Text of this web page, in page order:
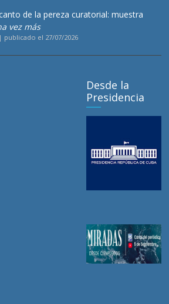
de la pereza curatorial: muestra
vez más
| publicado el 27/07/2026
Desde la
Presidencia